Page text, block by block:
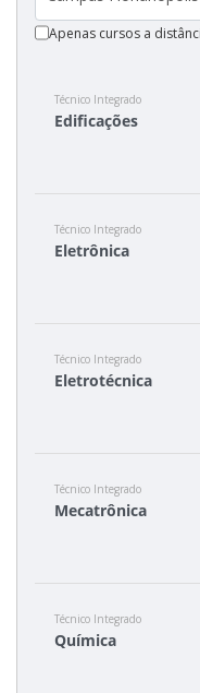
Apenas cursos a
Técnico Integrado
Edificações
Técnico Integrado
Eletrônica
Técnico Integrado
Eletrotécnica
Técnico Integrado
Mecatrônica
Técnico Integrado
Química